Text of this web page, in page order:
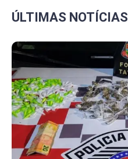
ÚLTIMAS NOTÍCIAS